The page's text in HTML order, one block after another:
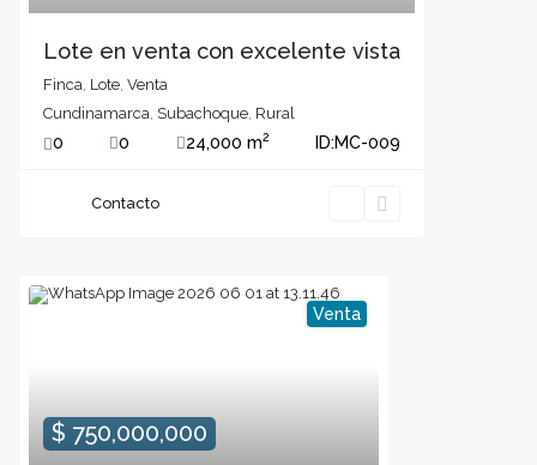
Lote en venta con excelente vista
Finca Lote ,Venta
Cundinamarca Subachoque Rural
0 0 24,000 m2 ID:MC-009
Contacto
$ 750,000,000
Venta